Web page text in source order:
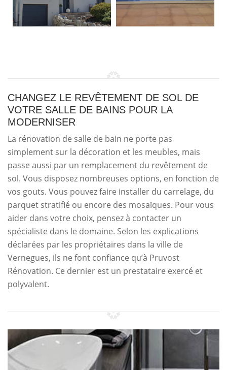
CHANGEZ LE REVÊTEMENT DE SOL DE
VOTRE SALLE DE BAINS POUR LA
MODERNISER
La rénovation de salle de bain ne porte pas
simplement sur la décoration et les meubles, mais
passe aussi par un remplacement du revêtement de
sol. Vous disposez nombreuses options, en fonction de
vos gouts. Vous pouvez faire installer du carrelage, du
parquet stratifié ou encore des mosaïques. Pour vous
aider dans votre choix, pensez à contacter un
spécialiste dans le domaine. Selon les explications
déclarées par les propriétaires dans la ville de
Vernegues, ils ne font confiance qu’à Pruvost
Rénovation. Ce dernier est un prestataire exercé et
polyvalent.